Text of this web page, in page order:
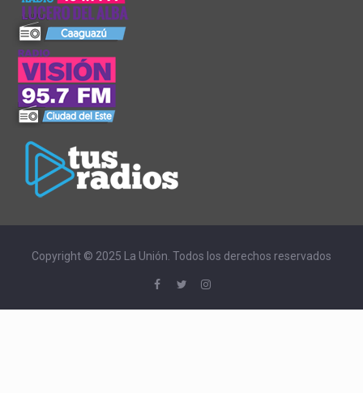
Copyright © 2025 La Unión. Todos los derechos reservados